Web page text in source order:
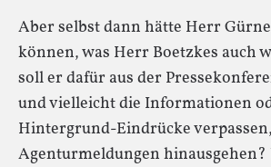
Aber selbst dann hätte Herr
können, was Herr Boetzkes auch
soll er dafür aus der
und vielleicht die Informationen
Hintergrund-Eindrücke
Agenturmeldungen